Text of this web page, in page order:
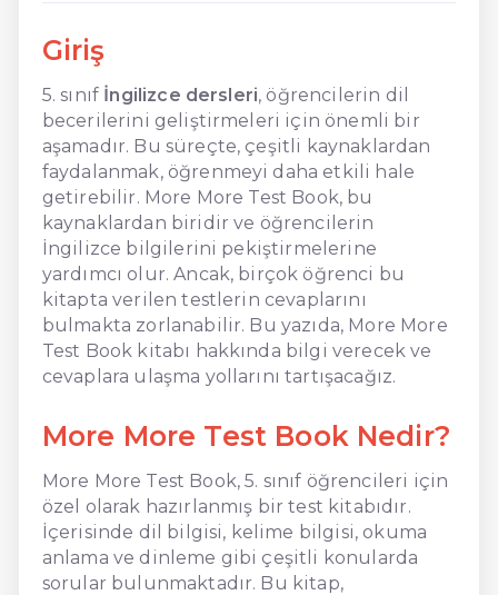
Giriş
5. sınıf İngilizce dersleri, öğrencilerin dil
becerilerini geliştirmeleri için önemli bir
aşamadır. Bu süreçte, çeşitli kaynaklardan
faydalanmak, öğrenmeyi daha etkili hale
getirebilir. More More Test Book, bu
kaynaklardan biridir ve öğrencilerin
İngilizce bilgilerini pekiştirmelerine
yardımcı olur. Ancak, birçok öğrenci bu
kitapta verilen testlerin cevaplarını
bulmakta zorlanabilir. Bu yazıda, More More
Test Book kitabı hakkında bilgi verecek ve
cevaplara ulaşma yollarını tartışacağız.
More More Test Book Nedir?
More More Test Book, 5. sınıf öğrencileri için
özel olarak hazırlanmış bir test kitabıdır.
İçerisinde dil bilgisi, kelime bilgisi, okuma
anlama ve dinleme gibi çeşitli konularda
sorular bulunmaktadır. Bu kitap,